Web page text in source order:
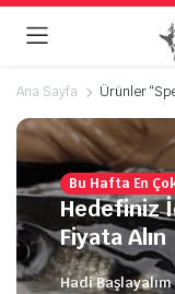
Ana Sayfa Ürünler
Bu Hafta En
Hedefiniz
Fiyata Alın
Hadi Başlayalım